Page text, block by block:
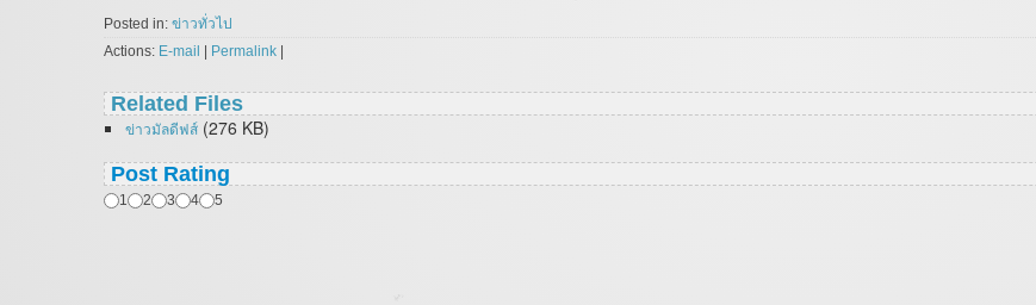
Posted in: ข่าวทั่วไป
Actions: E-mail Permalink
Related Files
ข่าวมัลดีฟส์ (276 KB)
Post Rating
1 2 3 4 5